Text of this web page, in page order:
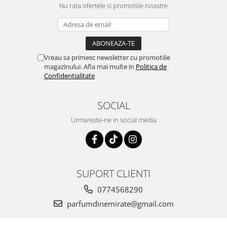
Nu rata ofertele si promotiile noastre
Vreau sa primesc newsletter cu promotiile
magazinului. Afla mai multe in Politica de
Confidentialitate
SOCIAL
Urmareste-ne in social media
SUPORT CLIENTI
0774568290
parfumdinemirate@gmail.com